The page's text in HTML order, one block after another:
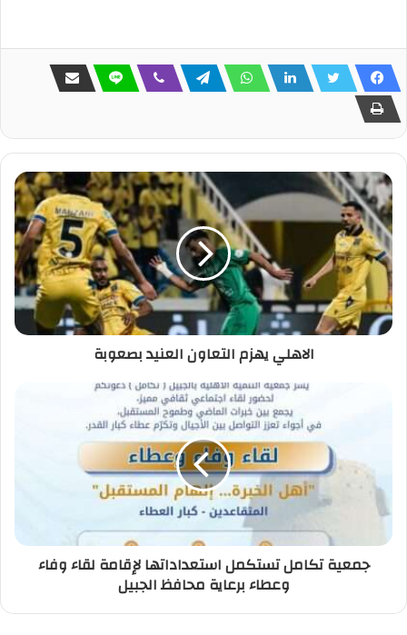
الاهلي يهزم التعاون العنيد بصعوبة
جمعية تكامل تستكمل استعداداتها لإقامة لقاء وفاء
وعطاء برعاية محافظ الجبيل